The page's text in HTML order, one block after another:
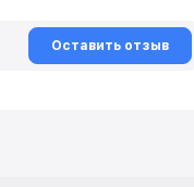
Оставить отзыв